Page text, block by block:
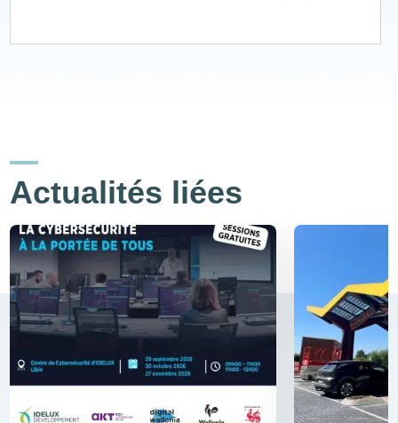
Actualités liées